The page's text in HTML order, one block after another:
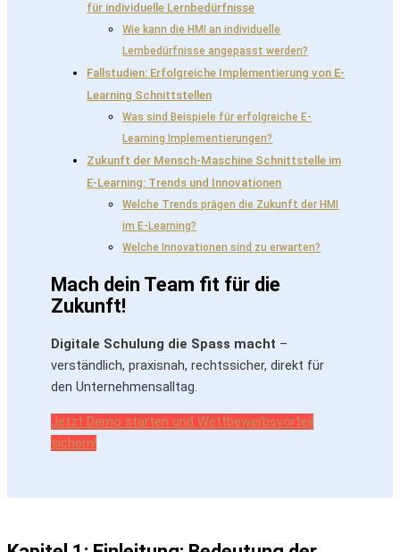
für individuelle Lernbedürfnisse
Wie kann die HMI an individuelle
Lernbedürfnisse angepasst werden?
Fallstudien: Erfolgreiche Implementierung von E-
Learning Schnittstellen
Was sind Beispiele für erfolgreiche E-
Learning Implementierungen?
Zukunft der Mensch-Maschine Schnittstelle im
E-Learning: Trends und Innovationen
Welche Trends prägen die Zukunft der HMI
im E-Learning?
Welche Innovationen sind zu erwarten?
Mach dein Team fit für die
Zukunft!
Digitale Schulung die Spass macht –
verständlich, praxisnah, rechtssicher, direkt für
den Unternehmensalltag.
Jetzt Demo starten und Wettbewerbsvorteil
sichern!